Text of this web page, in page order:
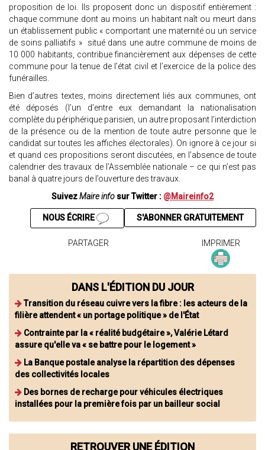
proposition de loi. Ils proposent donc un dispositif entièrement :
chaque commune dont au moins un habitant naît ou meurt dans
un établissement public « comportant une maternité ou un service
de soins palliatifs » situé dans une autre commune de moins de
10 000 habitants, contribue financièrement aux dépenses de cette
commune pour la tenue de l’état civil et l’exercice de la police des
funérailles.
Bien d’autres textes, moins directement liés aux communes, ont
été déposés (l’un d’entre eux demandant la nationalisation
complète du périphérique parisien, un autre proposant l’interdiction
de la présence ou de la mention de toute autre personne que le
candidat sur toutes les affiches électorales). On ignore à ce jour si
et quand ces propositions seront discutées, en l’absence de toute
calendrier des travaux de l’Assemblée nationale – ce qui n’est pas
banal à quatre jours de l’ouverture des travaux.
SuivezMaire info sur Twitter : @Maireinfo2
S'ABONNER GRATUITEMENT
NOUS ÉCRIRE
PARTAGER IMPRIMER
DANS L'ÉDITION DU JOUR
Transition du réseau cuivre vers la fibre : les acteurs de la
filière attendent « un portage politique » de l'État
Contrainte par la « réalité budgétaire », Valérie Létard
assure qu'elle va « se battre pour le logement »
La Banque postale analyse la répartition des dépenses
des collectivités locales
Des bornes de recharge pour véhicules électriques
installées pour la première fois par un bailleur social
RETROUVER UNE ÉDITION